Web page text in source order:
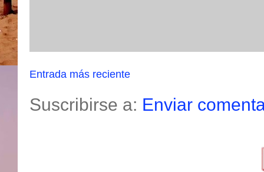
Entrada más reciente
Suscribirse a: Enviar